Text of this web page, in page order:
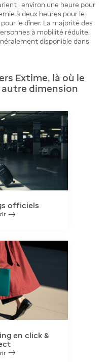
: environ une heure pour
à deux heures pour le
le dîner. La majorité des
à mobilité réduite,
disponible dans
Extime, là où le
autre dimension
officiels
en click &